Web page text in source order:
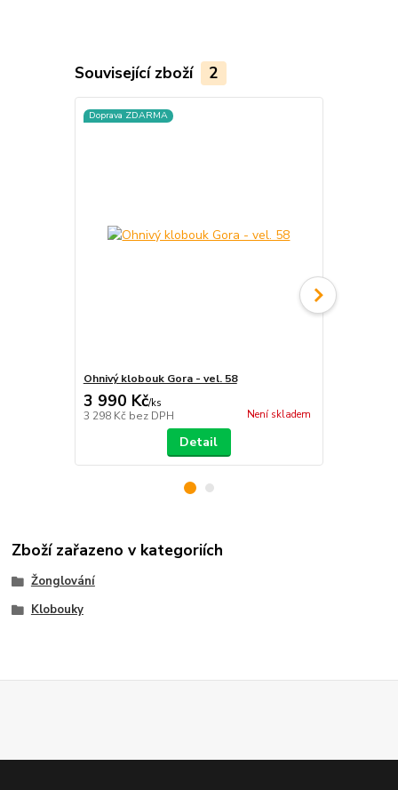
Související zboží 2
Doprava ZDARMA
Ohnivý klobouk Gora - vel. 58
3 990 Kč/ks
3 298 Kč bez DPH Není skladem
Detail
Zboží zařazeno v kategoriích
Žonglování
Klobouky